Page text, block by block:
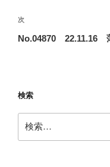
ビ
ゲ
ン
稿
次
の
次
No.04870 22.11.16
検索
索: